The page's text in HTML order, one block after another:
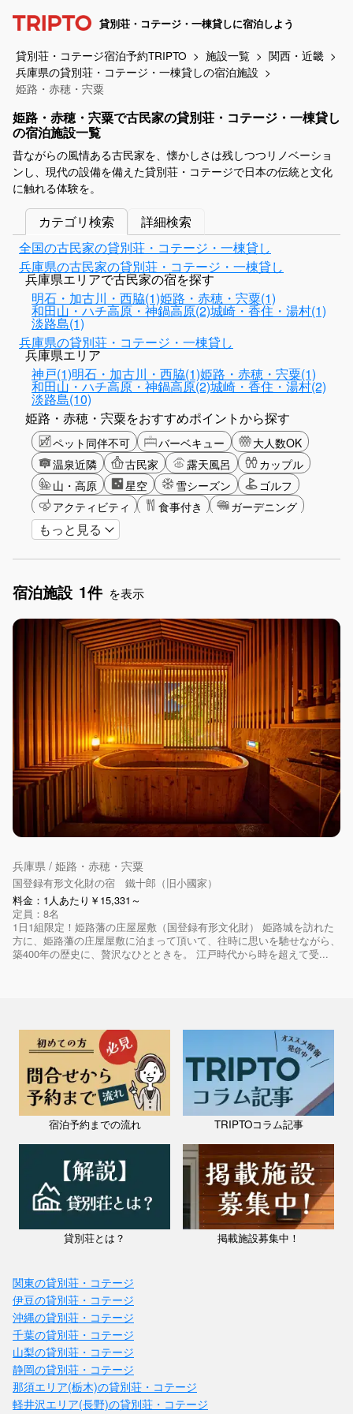
貸別荘・コテージ・一棟貸しに宿泊しよう
貸別荘・コテージ宿泊予約TRIPTO 施設一覧
関西・近畿
兵庫県の貸別荘・コテージ・一棟貸しの宿泊施設
姫路・赤穂・宍粟
姫路・赤穂・宍粟で古民家の貸別荘・コテージ・一棟貸し
の宿泊施設一覧
昔ながらの風情ある古民家を、懐かしさは残しつつリノベーショ
ンし、現代の設備を備えた貸別荘・コテージで日本の伝統と文化
に触れる体験を。
カテゴリ検索
詳細検索
全国の古民家の貸別荘・コテージ・一棟貸し
兵庫県の古民家の貸別荘・コテージ・一棟貸し
兵庫県エリアで古民家の宿を探す
明石・加古川・西脇(1)姫路・赤穂・宍粟(1)
和田山・ハチ高原・神鍋高原(2)城崎・香住・湯村(1)
淡路島(1)
兵庫県の貸別荘・コテージ・一棟貸し
兵庫県エリア
神戸(1)明石・加古川・西脇(1)姫路・赤穂・宍粟(1)
和田山・ハチ高原・神鍋高原(2)城崎・香住・湯村(2)
淡路島(10)
姫路・赤穂・宍粟をおすすめポイントから探す
ペット同伴不可 バーベキュー
大人数OK
温泉近隣
古民家 露天風呂
カップル
山・高原
星空 雪シーズン
ゴルフ
アクティビティ
食事付き
ガーデニング
グランピング
もっと見る
宿泊施設 1件 を表示
兵庫県 / 姫路・赤穂・宍粟
国登録有形文化財の宿 鐵十郎（旧小國家）
料金：1人あたり￥15,331～
定員：8名
1日1組限定！姫路藩の庄屋屋敷（国登録有形文化財） 姫路城を訪れた
方に、姫路藩の庄屋屋敷に泊まって頂いて、往時に思いを馳せながら、
築400年の歴史に、贅沢なひとときを。 江戸時代から時を超えて受...
宿泊予約までの流れ TRIPTOコラム記事
貸別荘とは？ 掲載施設募集中！
関東の貸別荘・コテージ
伊豆の貸別荘・コテージ
沖縄の貸別荘・コテージ
千葉の貸別荘・コテージ
山梨の貸別荘・コテージ
静岡の貸別荘・コテージ
那須エリア(栃木)の貸別荘・コテージ
軽井沢エリア(長野)の貸別荘・コテージ